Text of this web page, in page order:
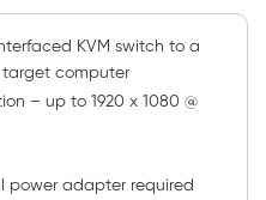
KVM switch to a
target computer
– up to 1920 x 1080 @
power adapter required